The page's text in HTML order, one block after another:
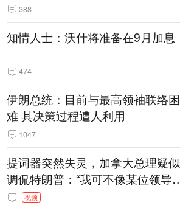
388
知情人士：沃什将准备在9月加息
474
伊朗总统：目前与最高领袖联络困
难 其决策过程遭人利用
1047
提词器突然失灵，加拿大总理疑似
调侃特朗普：“我可不像某位领导
人，把这当成一场阴谋”，全场哄笑
视频